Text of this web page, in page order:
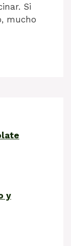
Si
mucho
y